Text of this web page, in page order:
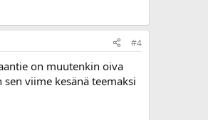
#4
on muutenkin oiva
viime kesänä teemaksi